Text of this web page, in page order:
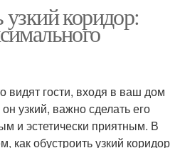
коридор:
видят гости, входя в ваш дом
узкий, важно сделать его
и эстетически приятным. В
как обустроить узкий коридор